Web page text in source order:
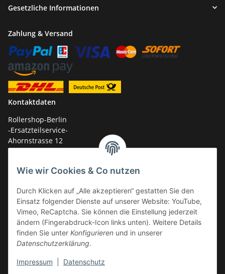
Wie wir Cookies & Co nutzen
Durch Klicken auf „Alle akzeptieren“ gestatten Sie den
Einsatz folgender Dienste auf unserer Website: YouTube,
Vimeo, ReCaptcha. Sie können die Einstellung jederzeit
ändern (Fingerabdruck-Icon links unten). Weitere Details
finden Sie unter Konfigurieren und in unserer
Datenschutzerklärung.
Impressum Datenschutz
Gesetzliche Informationen
Zahlung & Versand
Kontaktdaten
Rollershop-Berlin
-Ersatzteilservice-
Ahornstrasse 12
14959 Trebbin
Tel.: +49 (0)33731-289 975 (10-17 Uhr)